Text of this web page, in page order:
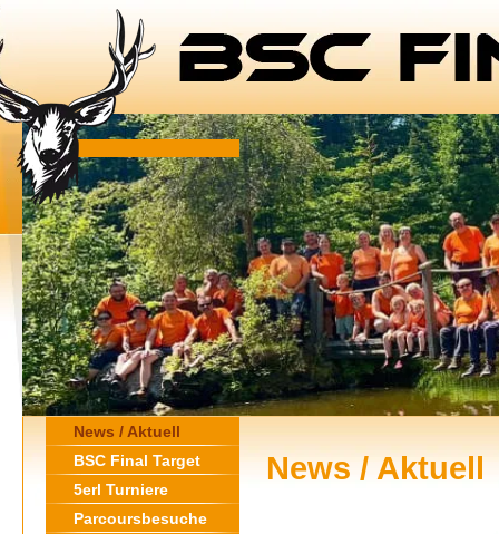
News / Aktuell
BSC Final Target
5erl Turniere
Parcoursbesuche
News / Aktuell